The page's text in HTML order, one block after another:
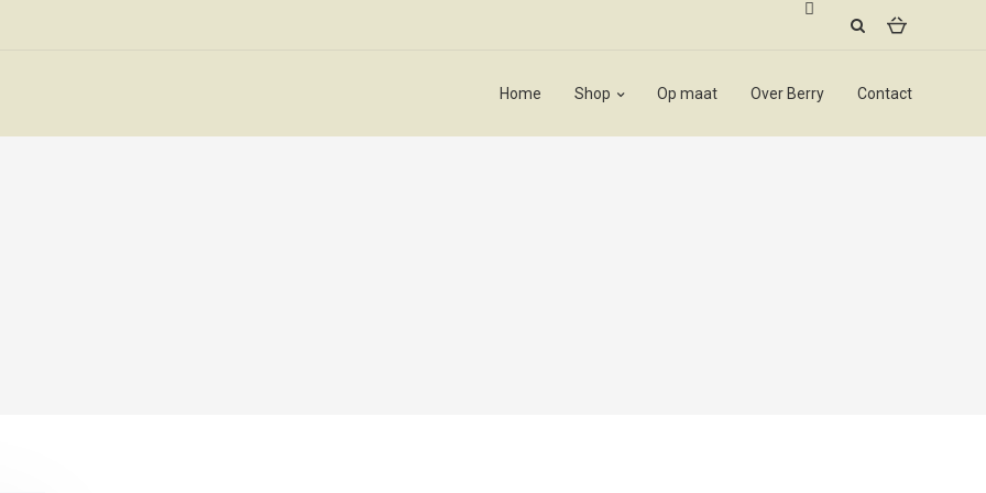
Home Shop Op maat Over Berry Contact